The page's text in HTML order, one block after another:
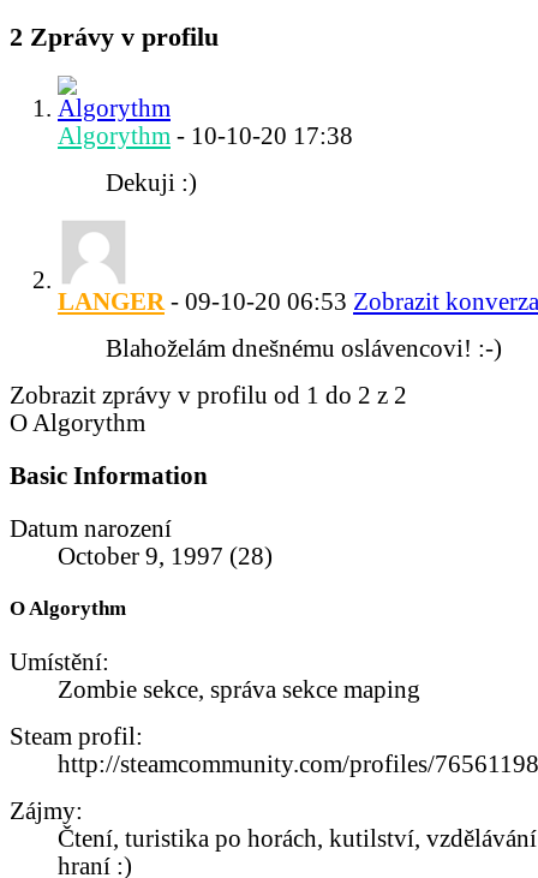
2 Zprávy v profilu
Algorythm - 10-10-20 17:38
Dekuji :)
LANGER - 09-10-20 06:53 Zobrazit
Blahoželám dnešnému oslávencovi! :-)
Zobrazit zprávy v profilu od 1 do 2 z 2
O Algorythm
Basic Information
Datum narození
October 9, 1997 (28)
O Algorythm
Umístění:
Zombie sekce, správa sekce maping
Steam profil:
http://steamcommunity.com/profiles/
Zájmy:
Čtení, turistika po horách, kutilství, vzdělávání
hraní :)